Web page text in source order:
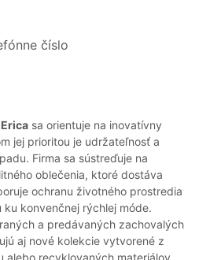
číslo
sa orientuje na inovatívny
jej prioritou je udržateľnosť a
Firma sa sústreďuje na
oblečenia, ktoré dostáva
ochranu životného prostredia
konvenčnej rýchlej móde.
a predávaných zachovalých
aj nové kolekcie vytvorené z
alebo recyklovaných materiálov.